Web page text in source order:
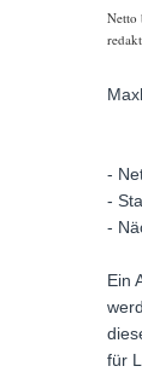
Netto
-
-
-
Ein
für